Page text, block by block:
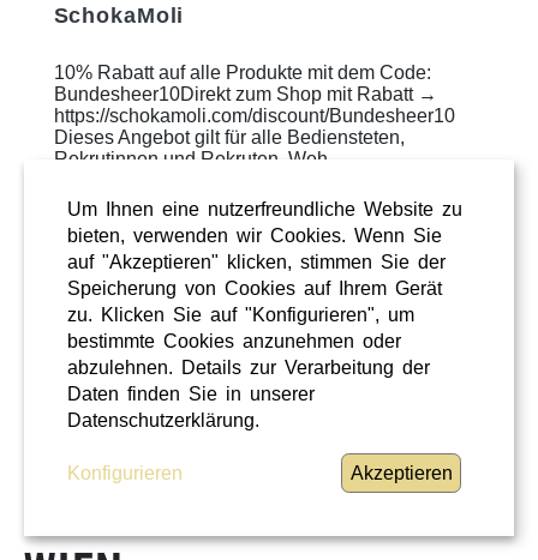
SchokaMoli
10% Rabatt auf alle Produkte mit dem Code:
Bundesheer10Direkt zum Shop mit Rabatt →
https://schokamoli.com/discount/Bundesheer10
Dieses Angebot gilt für alle Bediensteten,
Rekrutinnen und Rekruten, Weh ...
WEITERLESEN
ÜBERREGIONAL
FEHLER
Um Ihnen eine nutzerfreundliche Website zu
bieten, verwenden wir Cookies. Wenn Sie
auf "Akzeptieren" klicken, stimmen Sie der
Speicherung von Cookies auf Ihrem Gerät
zu. Klicken Sie auf "Konfigurieren", um
bestimmte Cookies anzunehmen oder
abzulehnen. Details zur Verarbeitung der
Daten finden Sie in unserer
Datenschutzerklärung.
Konfigurieren Akzeptieren